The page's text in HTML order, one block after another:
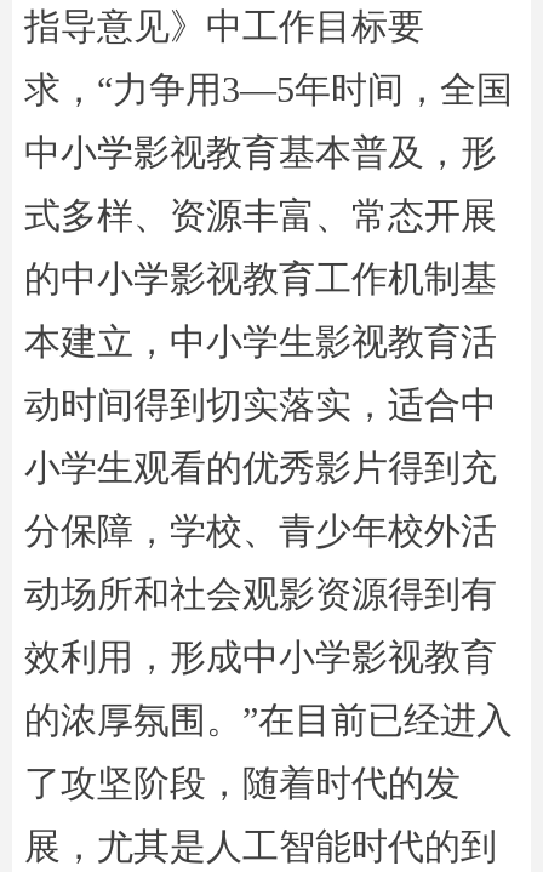
指导意见》中工作目标要
求，“力争用3—5年时间，全国
中小学影视教育基本普及，形
式多样、资源丰富、常态开展
的中小学影视教育工作机制基
本建立，中小学生影视教育活
动时间得到切实落实，适合中
小学生观看的优秀影片得到充
分保障，学校、青少年校外活
动场所和社会观影资源得到有
效利用，形成中小学影视教育
的浓厚氛围。”在目前已经进入
了攻坚阶段，随着时代的发
展，尤其是人工智能时代的到